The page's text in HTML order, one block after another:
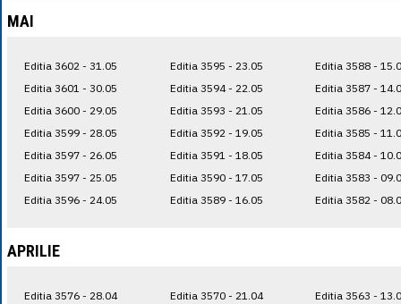
MAI
Editia 3602 - 31.05
Editia 3601 - 30.05
Editia 3600 - 29.05
Editia 3599 - 28.05
Editia 3597 - 26.05
Editia 3597 - 25.05
Editia 3596 - 24.05
Editia 3595 - 23.05
Editia 3594 - 22.05
Editia 3593 - 21.05
Editia 3592 - 19.05
Editia 3591 - 18.05
Editia 3590 - 17.05
Editia 3589 - 16.05
Editia 3588 -
Editia 3587 -
Editia 3586 -
Editia 3585 -
Editia 3584 -
Editia 3583 -
Editia 3582 -
APRILIE
Editia 3576 - 28.04 Editia 3570 - 21.04 Editia 3563 -